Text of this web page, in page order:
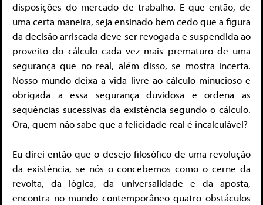
disposições do mercado de trabalho. E que então, de
uma certa maneira, seja ensinado bem cedo que a figura
da decisão arriscada deve ser revogada e suspendida ao
proveito do cálculo cada vez mais prematuro de uma
segurança que no real, além disso, se mostra incerta.
Nosso mundo deixa a vida livre ao cálculo minucioso e
obrigada a essa segurança duvidosa e ordena as
sequências sucessivas da existência segundo o cálculo.
Ora, quem não sabe que a felicidade real é incalculável?
Eu direi então que o desejo filosófico de uma revolução
da existência, se nós o concebemos como o cerne da
revolta, da lógica, da universalidade e da aposta,
encontra no mundo contemporâneo quatro obstáculos